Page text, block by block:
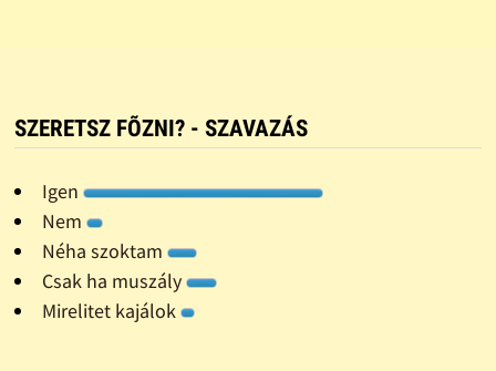
SZERETSZ FÕZNI? - SZAVAZÁS
Igen
Nem
Néha szoktam
Csak ha muszály
Mirelitet kajálok